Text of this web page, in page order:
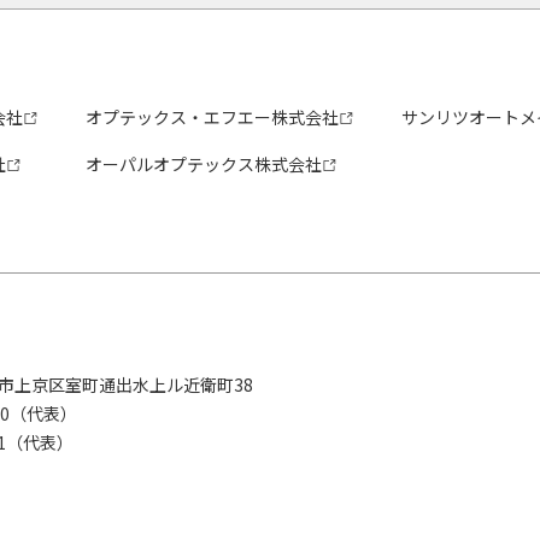
社 オプテックス・エフエー株式会社
サンリツオート
オーパルオプテックス株式会社
京区室町通出水上ル近衛町38
代表）
代表）